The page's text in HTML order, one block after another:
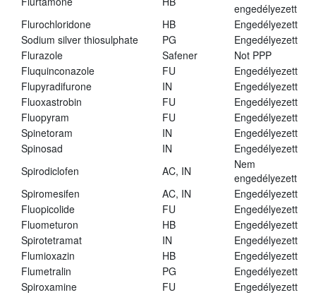
engedélyezett
Flurochloridone
HB
Engedélyezett
Sodium silver thiosulphate
PG
Engedélyezett
Flurazole
Safener
Not PPP
Fluquinconazole
FU
Engedélyezett
Flupyradifurone
IN
Engedélyezett
Fluoxastrobin
FU
Engedélyezett
Fluopyram
FU
Engedélyezett
Spinetoram
IN
Engedélyezett
Spinosad
IN
Engedélyezett
Spirodiclofen
AC, IN
Nem
engedélyezett
Spiromesifen
AC, IN
Engedélyezett
Fluopicolide
FU
Engedélyezett
Fluometuron
HB
Engedélyezett
Spirotetramat
IN
Engedélyezett
Flumioxazin
HB
Engedélyezett
Flumetralin
PG
Engedélyezett
Spiroxamine
FU
Engedélyezett